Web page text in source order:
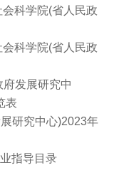
科学院(省人民政
科学院(省人民政
发展研究中
表
研究中心)2023年
指导目录